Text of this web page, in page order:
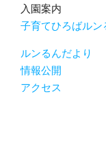
入園案内
子育てひろばルン
ルンるんだより
情報公開
アクセス